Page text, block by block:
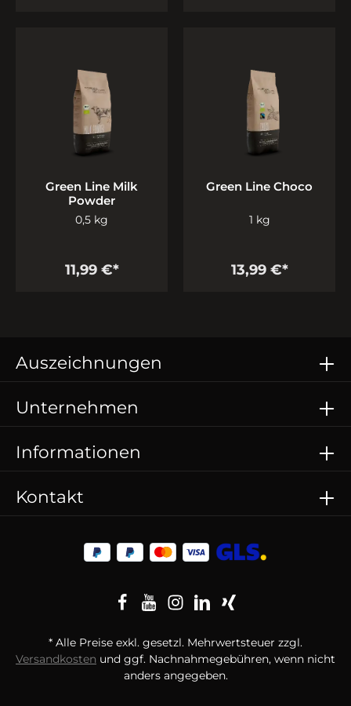
Green Line Milk
Powder
0,5 kg
11,99 €*
Green Line Choco
1 kg
13,99 €*
Auszeichnungen
Kontakt
Unternehmen
Informationen
* Alle Preise exkl. gesetzl. Mehrwertsteuer zzgl.
Versandkosten und ggf. Nachnahmegebühren, wenn nicht
anders angegeben.